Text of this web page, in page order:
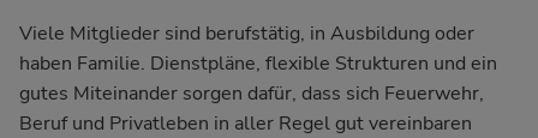
Viele Mitglieder sind berufstätig, in Ausbildung oder
haben Familie. Dienstpläne, flexible Strukturen und ein
gutes Miteinander sorgen dafür, dass sich Feuerwehr,
Beruf und Privatleben in aller Regel gut vereinbaren